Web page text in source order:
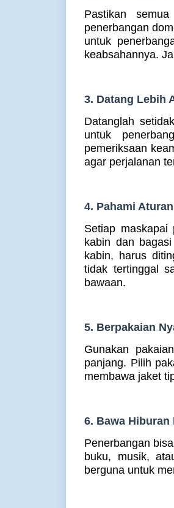
Pastikan
penerbangan
untuk
keabsahannya.
3. Datang Lebih
Datanglah
untuk
pemeriksaan
agar perjalanan
4. Pahami
Setiap
kabin dan
kabin, harus
tidak tertinggal
bawaan.
5. Berpakaian
Gunakan
panjang. Pilih
membawa jaket
6. Bawa Hiburan
Penerbangan
buku, musik,
berguna untuk